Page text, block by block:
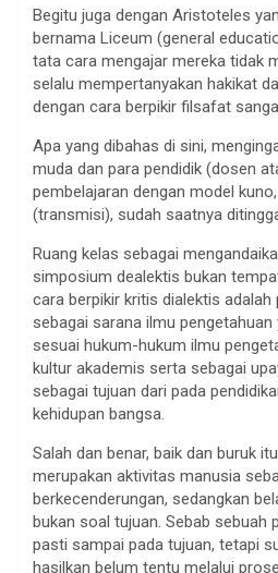
Begitu juga dengan Aristoteles
bernama Liceum (general
tata cara mengajar mereka tidak
selalu mempertanyakan hakikat
dengan cara berpikir filsafat
Apa yang dibahas di sini,
muda dan para pendidik (dosen
pembelajaran dengan model
(transmisi), sudah saatnya
Ruang kelas sebagai
simposium dealektis bukan
cara berpikir kritis dialektis adalah
sebagai sarana ilmu
sesuai hukum-hukum ilmu
kultur akademis serta sebagai
sebagai tujuan dari pada
kehidupan bangsa.
Salah dan benar, baik dan buruk
merupakan aktivitas manusia
berkecenderungan, sedangkan
bukan soal tujuan. Sebab sebuah
pasti sampai pada tujuan, tetapi
hasilkan belum tentu melalui